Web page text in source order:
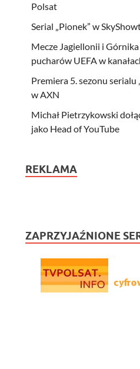
Polsat
Serial „Pionek” w
Mecze Jagiellonii i
pucharów UEFA w
Premiera 5. sezonu serialu
w AXN
Michał Pietrzykowski
jako Head of YouTube
REKLAMA
ZAPRZYJAŹNIONE